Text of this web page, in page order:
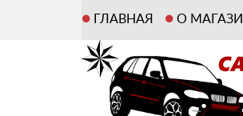
ГЛАВНАЯ О